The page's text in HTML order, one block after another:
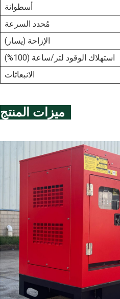
أسطوانة
مُحدد السرعة
الإزاحة (يسار)
استهلاك الوقود لتر/ساعة (100%)
الانبعاثات
ميزات المنتج